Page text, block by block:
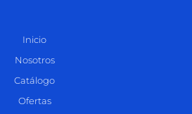
Inicio
Nosotros
Catálogo
Ofertas